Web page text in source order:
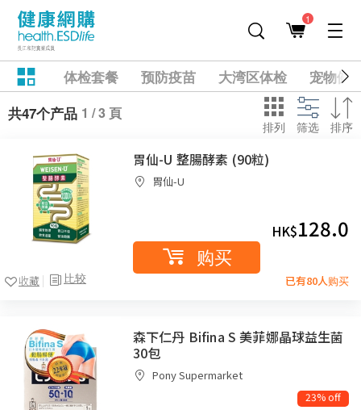
1
体检套餐 预防疫苗 大湾区体检
宠物健
共47个产品 1 / 3 頁
排列 筛选 排序
比较
收藏
胃仙-U 整腸酵素 (90粒)
胃仙-U
HK$128.0
购买
已有80人购买
森下仁丹 Bifina S 美菲娜晶球益生菌
30包
Pony Supermarket
23% off